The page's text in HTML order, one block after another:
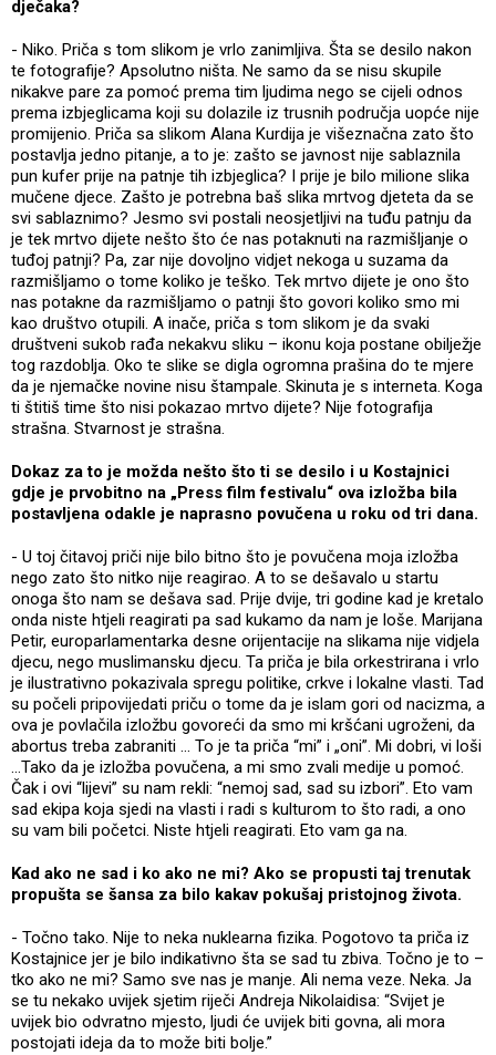
dječaka?
- Niko. Priča s tom slikom je vrlo zanimljiva. Šta se desilo nakon
te fotografije? Apsolutno ništa. Ne samo da se nisu skupile
nikakve pare za pomoć prema tim ljudima nego se cijeli odnos
prema izbjeglicama koji su dolazile iz trusnih područja uopće nije
promijenio. Priča sa slikom Alana Kurdija je višeznačna zato što
postavlja jedno pitanje, a to je: zašto se javnost nije sablaznila
pun kufer prije na patnje tih izbjeglica? I prije je bilo milione slika
mučene djece. Zašto je potrebna baš slika mrtvog djeteta da se
svi sablaznimo? Jesmo svi postali neosjetljivi na tuđu patnju da
je tek mrtvo dijete nešto što će nas potaknuti na razmišljanje o
tuđoj patnji? Pa, zar nije dovoljno vidjet nekoga u suzama da
razmišljamo o tome koliko je teško. Tek mrtvo dijete je ono što
nas potakne da razmišljamo o patnji što govori koliko smo mi
kao društvo otupili. A inače, priča s tom slikom je da svaki
društveni sukob rađa nekakvu sliku – ikonu koja postane obilježje
tog razdoblja. Oko te slike se digla ogromna prašina do te mjere
da je njemačke novine nisu štampale. Skinuta je s interneta. Koga
ti štitiš time što nisi pokazao mrtvo dijete? Nije fotografija
strašna. Stvarnost je strašna.
Dokaz za to je možda nešto što ti se desilo i u Kostajnici
gdje je prvobitno na „Press film festivalu“ ova izložba bila
postavljena odakle je naprasno povučena u roku od tri dana.
- U toj čitavoj priči nije bilo bitno što je povučena moja izložba
nego zato što nitko nije reagirao. A to se dešavalo u startu
onoga što nam se dešava sad. Prije dvije, tri godine kad je kretalo
onda niste htjeli reagirati pa sad kukamo da nam je loše. Marijana
Petir, europarlamentarka desne orijentacije na slikama nije vidjela
djecu, nego muslimansku djecu. Ta priča je bila orkestrirana i vrlo
je ilustrativno pokazivala spregu politike, crkve i lokalne vlasti. Tad
su počeli pripovijedati priču o tome da je islam gori od nacizma, a
ova je povlačila izložbu govoreći da smo mi kršćani ugroženi, da
abortus treba zabraniti … To je ta priča “mi” i „oni”. Mi dobri, vi loši
…Tako da je izložba povučena, a mi smo zvali medije u pomoć.
Čak i ovi “lijevi” su nam rekli: “nemoj sad, sad su izbori”. Eto vam
sad ekipa koja sjedi na vlasti i radi s kulturom to što radi, a ono
su vam bili početci. Niste htjeli reagirati. Eto vam ga na.
Kad ako ne sad i ko ako ne mi? Ako se propusti taj trenutak
propušta se šansa za bilo kakav pokušaj pristojnog života.
- Točno tako. Nije to neka nuklearna fizika. Pogotovo ta priča iz
Kostajnice jer je bilo indikativno šta se sad tu zbiva. Točno je to –
tko ako ne mi? Samo sve nas je manje. Ali nema veze. Neka. Ja
se tu nekako uvijek sjetim riječi Andreja Nikolaidisa: “Svijet je
uvijek bio odvratno mjesto, ljudi će uvijek biti govna, ali mora
postojati ideja da to može biti bolje.”